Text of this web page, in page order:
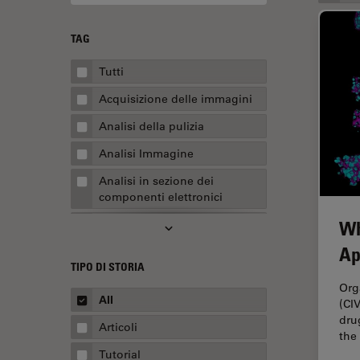
TAG
Tutti
Acquisizione delle immagini
Analisi della pulizia
Analisi Immagine
Analisi in sezione dei
componenti elettronici
Analisi multiplex spaziale
AR Surgery
Assemblaggio
TIPO DI STORIA
All
Articoli
Tutorial
the